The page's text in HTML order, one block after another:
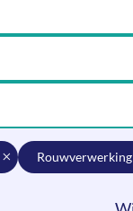
rouwverwerking